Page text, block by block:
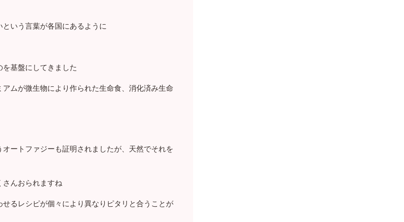
いう言葉が各国にあるように
基盤にしてきました
ムが微生物により作られた生命食、消化済み生命
ートファジーも証明されましたが、天然でそれを
さんおられますね
るレシピが個々により異なりピタリと合うことが